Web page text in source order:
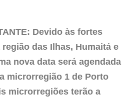
Devido às fortes
das Ilhas, Humaitá e
nova data será agendada
microrregião 1 de Porto
microrregiões terão a